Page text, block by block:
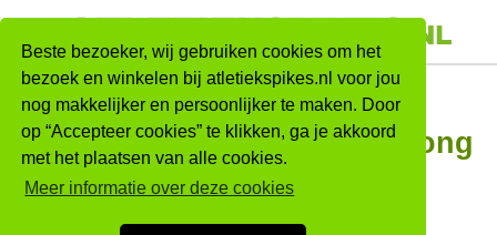
Beste bezoeker, wij gebruiken cookies om het
bezoek en winkelen bij atletiekspikes.nl voor jou
nog makkelijker en persoonlijker te maken. Door
op “Accepteer cookies” te klikken, ga je akkoord
met het plaatsen van alle cookies.
Meer informatie over deze cookies
Ga
direct
naar
de
hoofdinhoud
Adidas
Adizero Long
Jump
Wit/rood